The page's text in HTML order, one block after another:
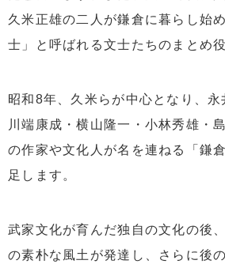
久米正雄の二人が鎌倉に暮らし始
士」と呼ばれる文士たちのまとめ
昭和8年、久米らが中心となり、永
川端康成・横山隆一・小林秀雄・
の作家や文化人が名を連ねる「鎌
足します。
武家文化が育んだ独自の文化の後
の素朴な風土が発達し、さらに後